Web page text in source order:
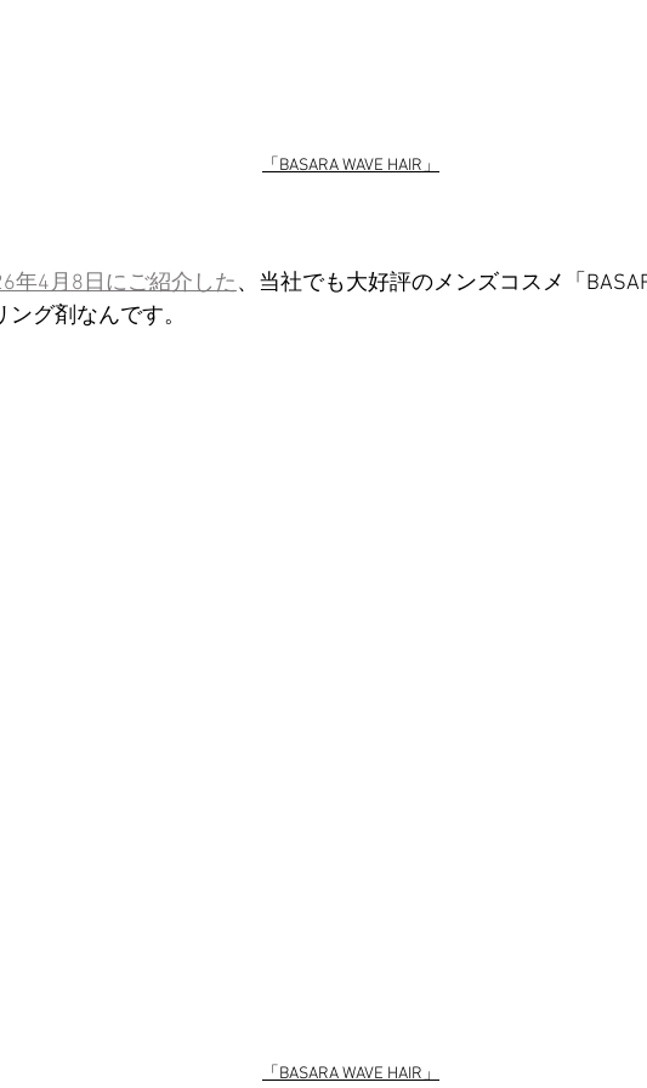
「BASARA WAVE HAIR」
年4月8日にご紹介した、当社でも大好評のメンズコスメ「
グ剤なんです。
「BASARA WAVE HAIR」